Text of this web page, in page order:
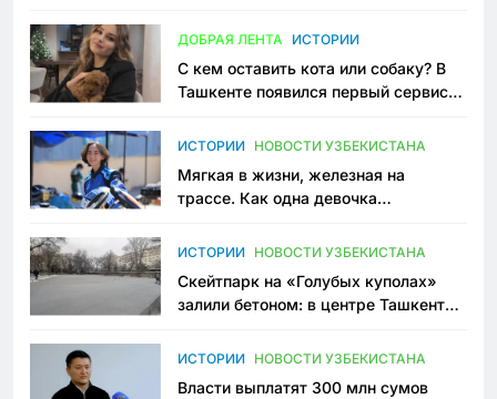
ДОБРАЯ ЛЕНТА ИСТОРИИ
С кем оставить кота или собаку? В
Ташкенте появился первый сервис
ИСТОРИИ НОВОСТИ УЗБЕКИСТАНА
Мягкая в жизни, железная на
трассе. Как одна девочка
Узбекистане
ИСТОРИИ НОВОСТИ УЗБЕКИСТАНА
Скейтпарк на «Голубых куполах»
залили бетоном: в центре Ташкента
пространство
ИСТОРИИ НОВОСТИ УЗБЕКИСТАНА
Власти выплатят 300 млн сумов